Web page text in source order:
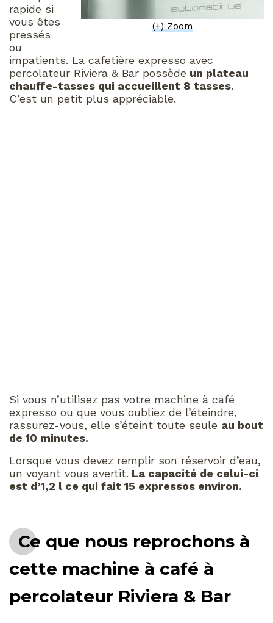
(+) Zoom
rapide si
vous êtes
pressés
ou
impatients. La cafetière expresso avec
percolateur Riviera & Bar possède un plateau
chauffe-tasses qui accueillent 8 tasses.
C’est un petit plus appréciable.
Si vous n’utilisez pas votre machine à café
expresso ou que vous oubliez de l’éteindre,
rassurez-vous, elle s’éteint toute seule au bout
de 10 minutes.
Lorsque vous devez remplir son réservoir d’eau,
un voyant vous avertit. La capacité de celui-ci
est d’1,2 l ce qui fait 15 expressos environ.
Ce que nous reprochons à
cette machine à café à
percolateur Riviera & Bar